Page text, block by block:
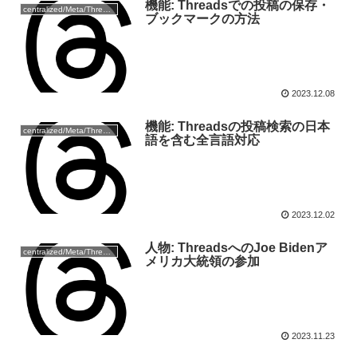
centralized/Meta/Threads
機能: Threadsでの投稿の保存・
ブックマークの方法
2023.12.08
centralized/Meta/Threads
機能: Threadsの投稿検索の日本
語を含む全言語対応
2023.12.02
centralized/Meta/Threads
人物: ThreadsへのJoe Bidenア
メリカ大統領の参加
2023.11.23